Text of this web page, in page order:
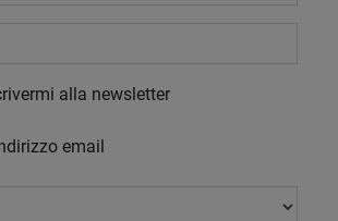
alla newsletter
email